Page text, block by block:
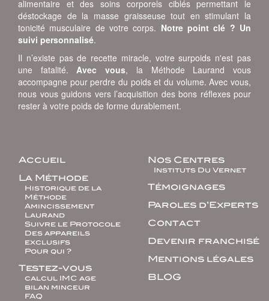
alimentaire et des soins corporels ciblés permettant le
déstockage de la masse graisseuse tout en stimulant la
tonicité musculaire de votre corps. Notre point clé ? Un
suivi personnalisé.
Il n’existe pas de recette miracle, votre surpoids n'est pas
une fatalité. Avec vous, la Méthode Laurand vous
accompagne pour perdre du poids et du volume. Avec vous,
nous vous guidons vers l’acquisition des bons réflexes pour
rester à votre poids de forme durablement.
Accueil
La Méthode
Historique de la
Méthode
Amincissement
Laurand
Suivre le Protocole
Des appareils
exclusifs
Pour qui ?
Testez-vous
calcul IMC age
bilan minceur
FAQ
Nos Centres
Instituts Du Vernet
Témoignages
Paroles d’Experts
Contact
Devenir franchisé
Mentions légales
BLOG